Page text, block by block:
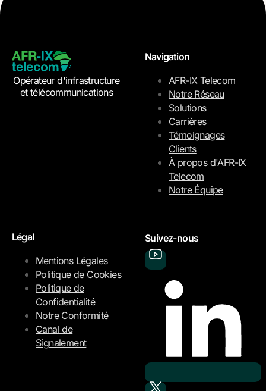
Opérateur d'infrastructure
et télécommunications
Navigation
AFR-IX Telecom
Notre Réseau
Solutions
Carrières
Témoignages
Clients
À propos d'AFR-IX
Telecom
Notre Équipe
Légal
Mentions Légales
Politique de Cookies
Politique de
Confidentialité
Notre Conformité
Canal de
Signalement
Suivez-nous